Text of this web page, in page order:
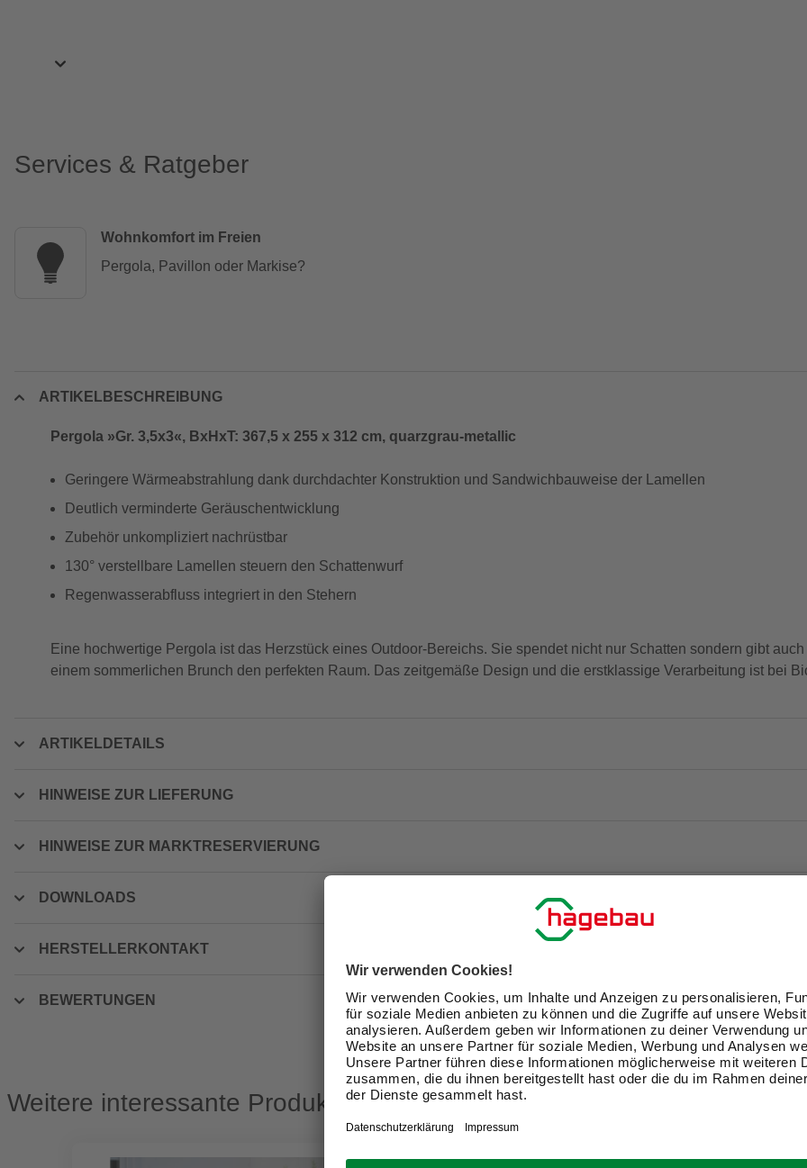
Services & Ratgeber
Wohnkomfort im Freien
Pergola, Pavillon oder Markise?
ARTIKELBESCHREIBUNG
Pergola »Gr. 3,5x3«, BxHxT: 367,5 x 255 x 312 cm, quarzgrau-metallic
Geringere Wärmeabstrahlung dank durchdachter Konstruktion und Sandwichbauweise der Lamellen
Deutlich verminderte Geräuschentwicklung
Zubehör unkompliziert nachrüstbar
130° verstellbare Lamellen steuern den Schattenwurf
Regenwasserabfluss integriert in den Stehern
Eine hochwertige Pergola ist das Herzstück eines Outdoor-Bereichs. Sie spendet nicht nur Schatten sondern gibt
einem sommerlichen Brunch den perfekten Raum. Das zeitgemäße Design und die erstklassige Verarbeitung ist bei
ARTIKELDETAILS
HINWEISE ZUR LIEFERUNG
HINWEISE ZUR MARKTRESERVIERUNG
DOWNLOADS
HERSTELLERKONTAKT
BEWERTUNGEN
Weitere interessante Produkte